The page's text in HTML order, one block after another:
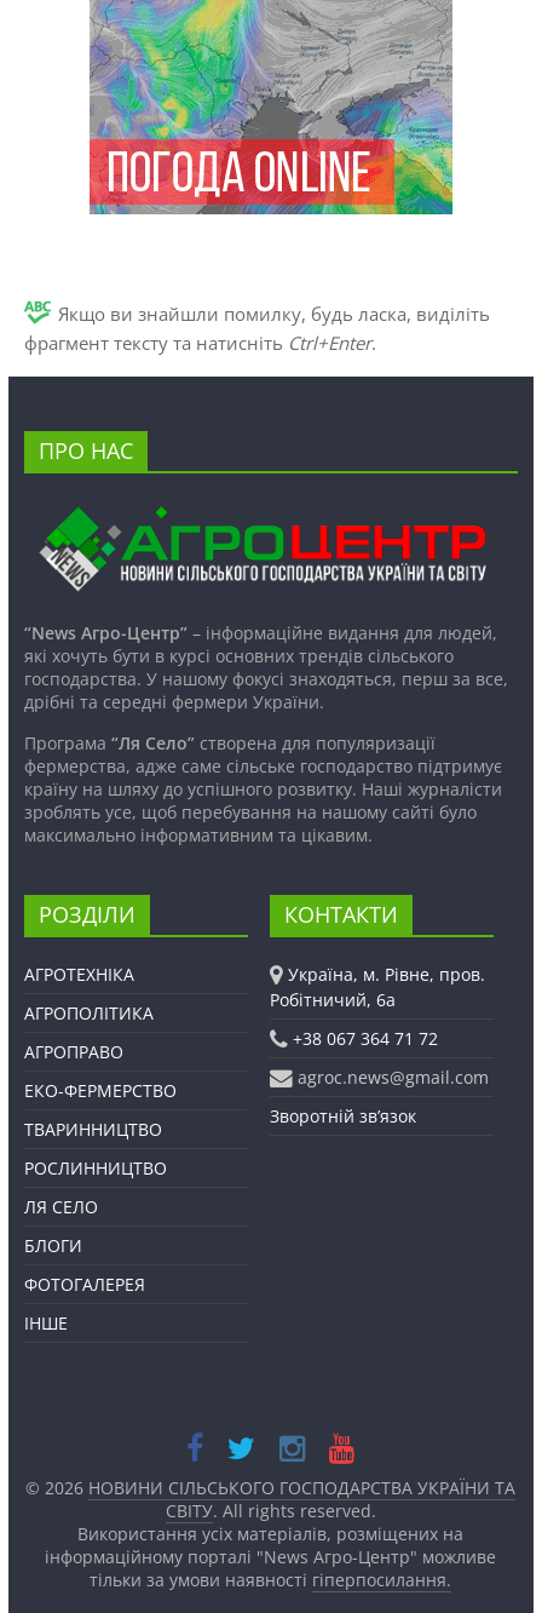
Якщо ви знайшли помилку, будь ласка, виділіть
фрагмент тексту та натисніть Ctrl+Enter.
ПРО НАС
“News Агро-Центр”– інформаційне видання для людей,
які хочуть бути в курсі основних трендів сільського
господарства. У нашому фокусі знаходяться, перш за все,
дрібні та середні фермери України.
Програма “Ля Село”створена для популяризації
фермерства, адже саме сільське господарство підтримує
країну на шляху до успішного розвитку. Наші журналісти
зроблять усе, щоб перебування на нашому сайті було
максимально інформативним та цікавим.
РОЗДІЛИ
АГРОТЕХНІКА
АГРОПОЛІТИКА
АГРОПРАВО
ЕКО-ФЕРМЕРСТВО
ТВАРИННИЦТВО
РОСЛИННИЦТВО
ЛЯ СЕЛО
БЛОГИ
ФОТОГАЛЕРЕЯ
ІНШЕ
КОНТАКТИ
Україна, м. Рівне, пров.
Робітничий, 6а
+38 067 364 71 72
agroc.news@gmail.com
Зворотній зв’язок
© 2026 НОВИНИ СІЛЬСЬКОГО ГОСПОДАРСТВА УКРАЇНИ ТА
СВІТУ. All rights reserved.
Використання усіх матеріалів, розміщених на
інформаційному порталі "News Агро-Центр" можливе
тільки за умови наявності гіперпосилання.